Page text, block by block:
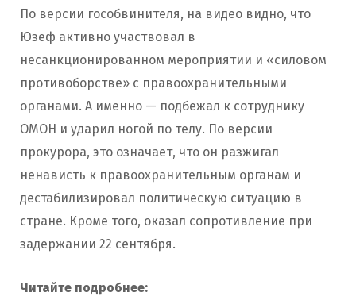
По версии гособвинителя, на видео видно, что
Юзеф активно участвовал в
несанкционированном мероприятии и «силовом
противоборстве» с правоохранительными
органами. А именно — подбежал к сотруднику
ОМОН и ударил ногой по телу. По версии
прокурора, это означает, что он разжигал
ненависть к правоохранительным органам и
дестабилизировал политическую ситуацию в
стране. Кроме того, оказал сопротивление при
задержании 22 сентября.
Читайте подробнее: